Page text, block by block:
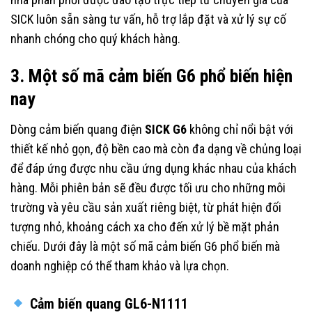
SICK luôn sẵn sàng tư vấn, hỗ trợ lắp đặt và xử lý sự cố
nhanh chóng cho quý khách hàng.
3. Một số mã cảm biến G6 phổ biến hiện
nay
Dòng cảm biến quang điện SICK G6 không chỉ nổi bật với
thiết kế nhỏ gọn, độ bền cao mà còn đa dạng về chủng loại
để đáp ứng được nhu cầu ứng dụng khác nhau của khách
hàng. Mỗi phiên bản sẽ đều được tối ưu cho những môi
trường và yêu cầu sản xuất riêng biệt, từ phát hiện đối
tượng nhỏ, khoảng cách xa cho đến xử lý bề mặt phản
chiếu. Dưới đây là một số mã cảm biến G6 phổ biến mà
doanh nghiệp có thể tham khảo và lựa chọn.
Cảm biến quang GL6-N1111